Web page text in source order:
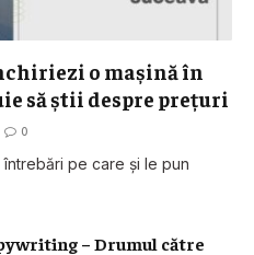
o mașină în
să știi despre prețuri
0
pe care și le pun
– Drumul către